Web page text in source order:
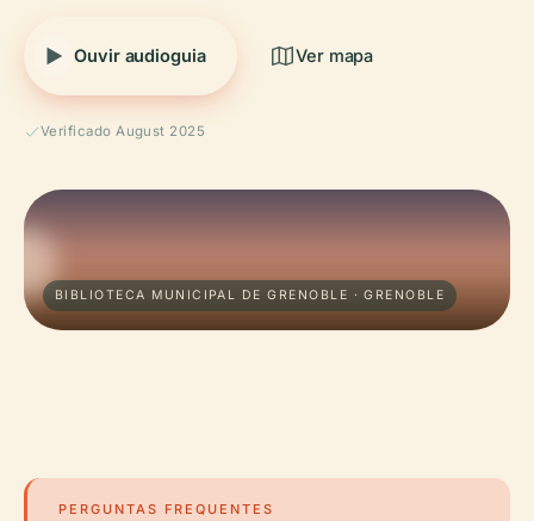
Ouvir audioguia Ver mapa
Verificado August 2025
BIBLIOTECA MUNICIPAL DE GRENOBLE · GRENOBLE
PERGUNTAS FREQUENTES